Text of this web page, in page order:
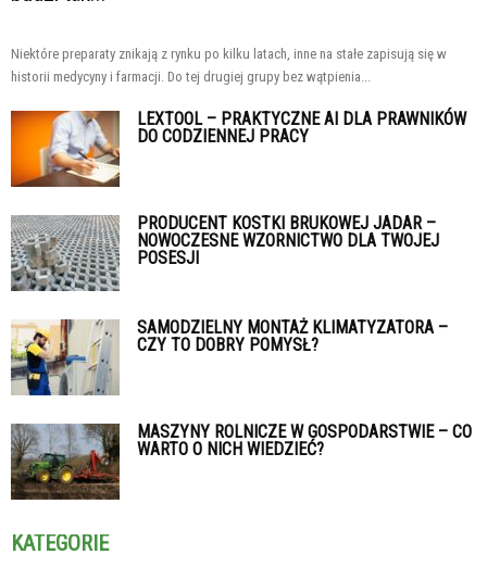
Niektóre preparaty znikają z rynku po kilku latach, inne na stałe zapisują się w
historii medycyny i farmacji. Do tej drugiej grupy bez wątpienia...
LEXTOOL – PRAKTYCZNE AI DLA PRAWNIKÓW
DO CODZIENNEJ PRACY
PRODUCENT KOSTKI BRUKOWEJ JADAR –
NOWOCZESNE WZORNICTWO DLA TWOJEJ
POSESJI
SAMODZIELNY MONTAŻ KLIMATYZATORA –
CZY TO DOBRY POMYSŁ?
MASZYNY ROLNICZE W GOSPODARSTWIE – CO
WARTO O NICH WIEDZIEĆ?
KATEGORIE